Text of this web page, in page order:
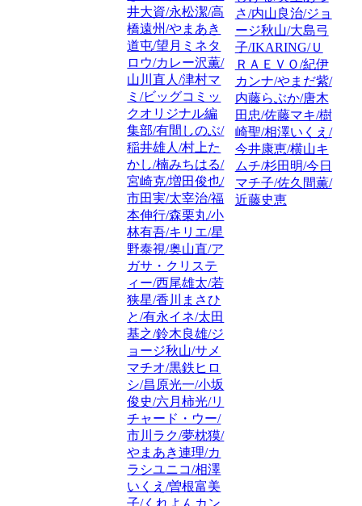
井大資/永松潔/高
橋遠州/やまあき
道屯/望月ミネタ
ロウ/カレー沢薫/
山川直人/津村マ
ミ/ビッグコミッ
クオリジナル編
集部/有間しのぶ/
稲井雄人/村上た
かし/楠みちはる/
宮崎克/増田俊也/
市田実/太宰治/福
本伸行/森栗丸/小
林有吾/キリエ/星
野泰視/奥山直/ア
ガサ・クリステ
ィー/西尾雄太/若
狭星/香川まさひ
と/有永イネ/太田
基之/鈴木良雄/ジ
ョージ秋山/サメ
マチオ/黒鉄ヒロ
シ/昌原光一/小坂
俊史/六月柿光/リ
チャード・ウー/
市川ラク/夢枕獏/
やまあき連理/カ
ラシユニコ/相澤
いくえ/曽根富美
子/くれよんカン
さ/内山良治/ジョ
ージ秋山/大島弓
子/IKARING/Ｕ
ＲＡＥＶＯ/紀伊
カンナ/やまだ紫/
内藤らぶか/唐木
田忠/佐藤マキ/樹
崎聖/相澤いくえ/
今井康恵/横山キ
ムチ/杉田明/今日
マチ子/佐久間薫/
近藤史恵